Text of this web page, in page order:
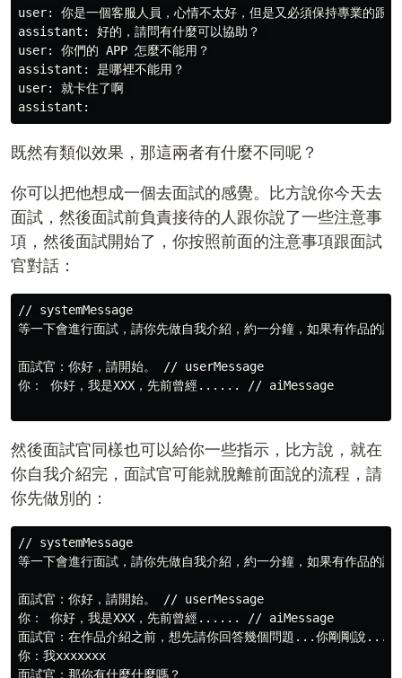
user: 你是一個客服人員，心情不太好，但是又必須保持專業的跟
assistant: 好的，請問有什麼可以協助？
user: 你們的 APP 怎麼不能用？
assistant: 是哪裡不能用？
user: 就卡住了啊
既然有類似效果，那這兩者有什麼不同呢？
你可以把他想成一個去面試的感覺。比方說你今天去
面試，然後面試前負責接待的人跟你說了一些注意事
項，然後面試開始了，你按照前面的注意事項跟面試
官對話：
// systemMessage
等一下會進行面試，請你先做自我介紹，約一分鐘，如果有作品的
面試官：你好，請開始。 // userMessage
你： 你好，我是XXX，先前曾經...... // aiMessage
然後面試官同樣也可以給你一些指示，比方說，就在
你自我介紹完，面試官可能就脫離前面說的流程，請
你先做別的：
// systemMessage
等一下會進行面試，請你先做自我介紹，約一分鐘，如果有作品的
面試官：你好，請開始。 // userMessage
你： 你好，我是XXX，先前曾經...... // aiMessage
面試官：在作品介紹之前，想先請你回答幾個問題...你剛剛說...
你：我xxxxxxx
面試官：那你有什麼什麼嗎？